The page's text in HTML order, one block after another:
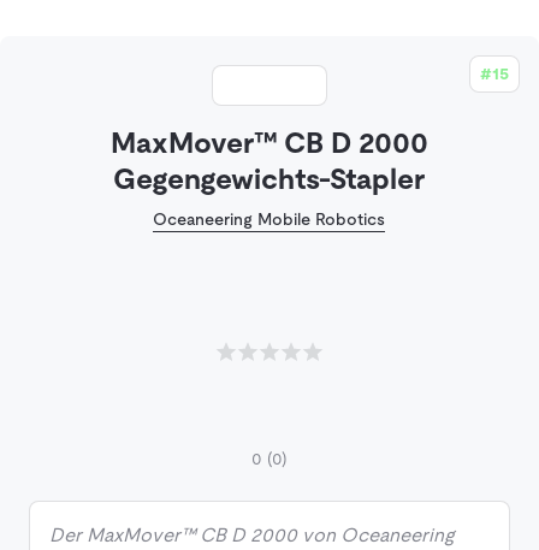
#15
MaxMover™ CB D 2000
Gegengewichts-Stapler
Oceaneering Mobile Robotics
0 (0)
Der MaxMover™ CB D 2000 von Oceaneering